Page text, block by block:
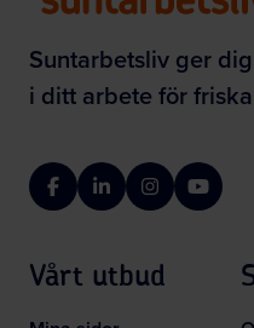
Suntarbetsliv ger
i ditt arbete för
FacebookLinkedInInstagram
Vårt utbud